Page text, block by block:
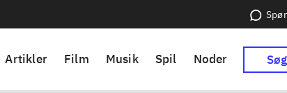
Artikler Film Musik Spil Noder Søg